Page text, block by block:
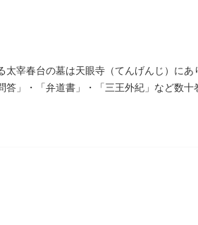
太宰春台の墓は天眼寺（てんげんじ）に
」・「弁道書」・「三王外紀」など数